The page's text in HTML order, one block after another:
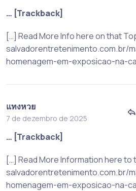
… [Trackback]
[…] Read More Info here on that
salvadorentretenimento.com.br/
homenagem-em-exposicao-na-
แทงหวย
7 de dezembro de 2025
… [Trackback]
[…] Read More Information here to
salvadorentretenimento.com.br/
homenagem-em-exposicao-na-